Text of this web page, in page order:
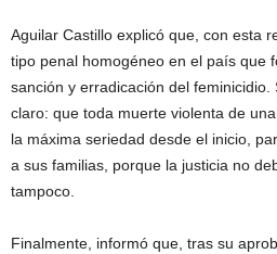
Aguilar Castillo explicó que, con esta
tipo penal homogéneo en el país que
sanción y erradicación del
claro: que toda muerte violenta de
la máxima seriedad desde el inicio,
a sus familias, porque la justicia no
tampoco.
Finalmente, informó que, tras su